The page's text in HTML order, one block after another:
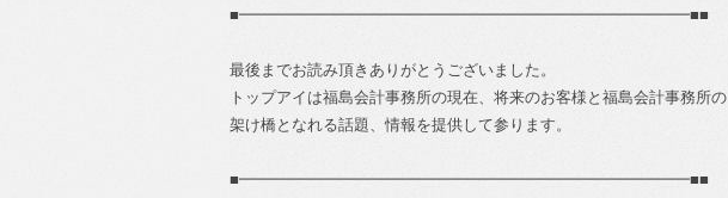
■━━━━━━━━━━━━━━━━━━━━━━━━━━━━━■■
最後までお読み頂きありがとうございました。
トップアイは福島会計事務所の現在、将来のお客様と福島会計事務所の
架け橋となれる話題、情報を提供して参ります。
■━━━━━━━━━━━━━━━━━━━━━━━━━━━━━■■